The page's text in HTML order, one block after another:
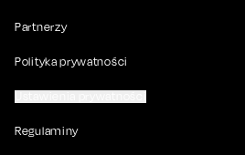
Partnerzy
Polityka prywatności
Regulaminy